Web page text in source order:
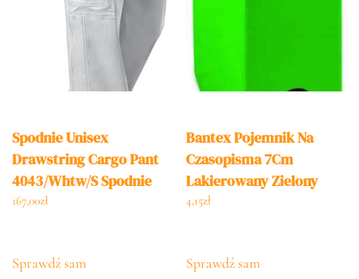
Spodnie Unisex
Drawstring Cargo Pant
4043/Whtw/S Spodnie
Unisex Drawstring Cargo
167,00zł
Sprawdź sam
Bantex Pojemnik Na
Czasopisma 7Cm
Lakierowany Zielony
4,15zł
Sprawdź sam